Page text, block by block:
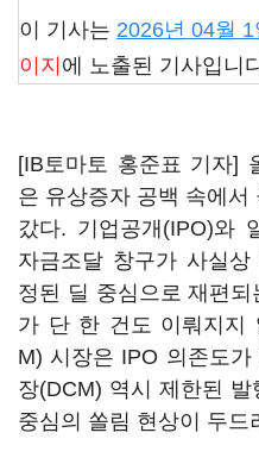
이 기사는 2026년 04월
이지 에 노출된 기사입니
[IB토마토 홍준표 기자]
은 유상증자 공백 속에서
갔다. 기업공개(IPO)와
자금조달 창구가 사실
정된 딜 중심으로 재편
가 단 한 건도 이뤄지지
M) 시장은 IPO 의존도가
장(DCM) 역시 제한된
중심의 쏠림 현상이 두드